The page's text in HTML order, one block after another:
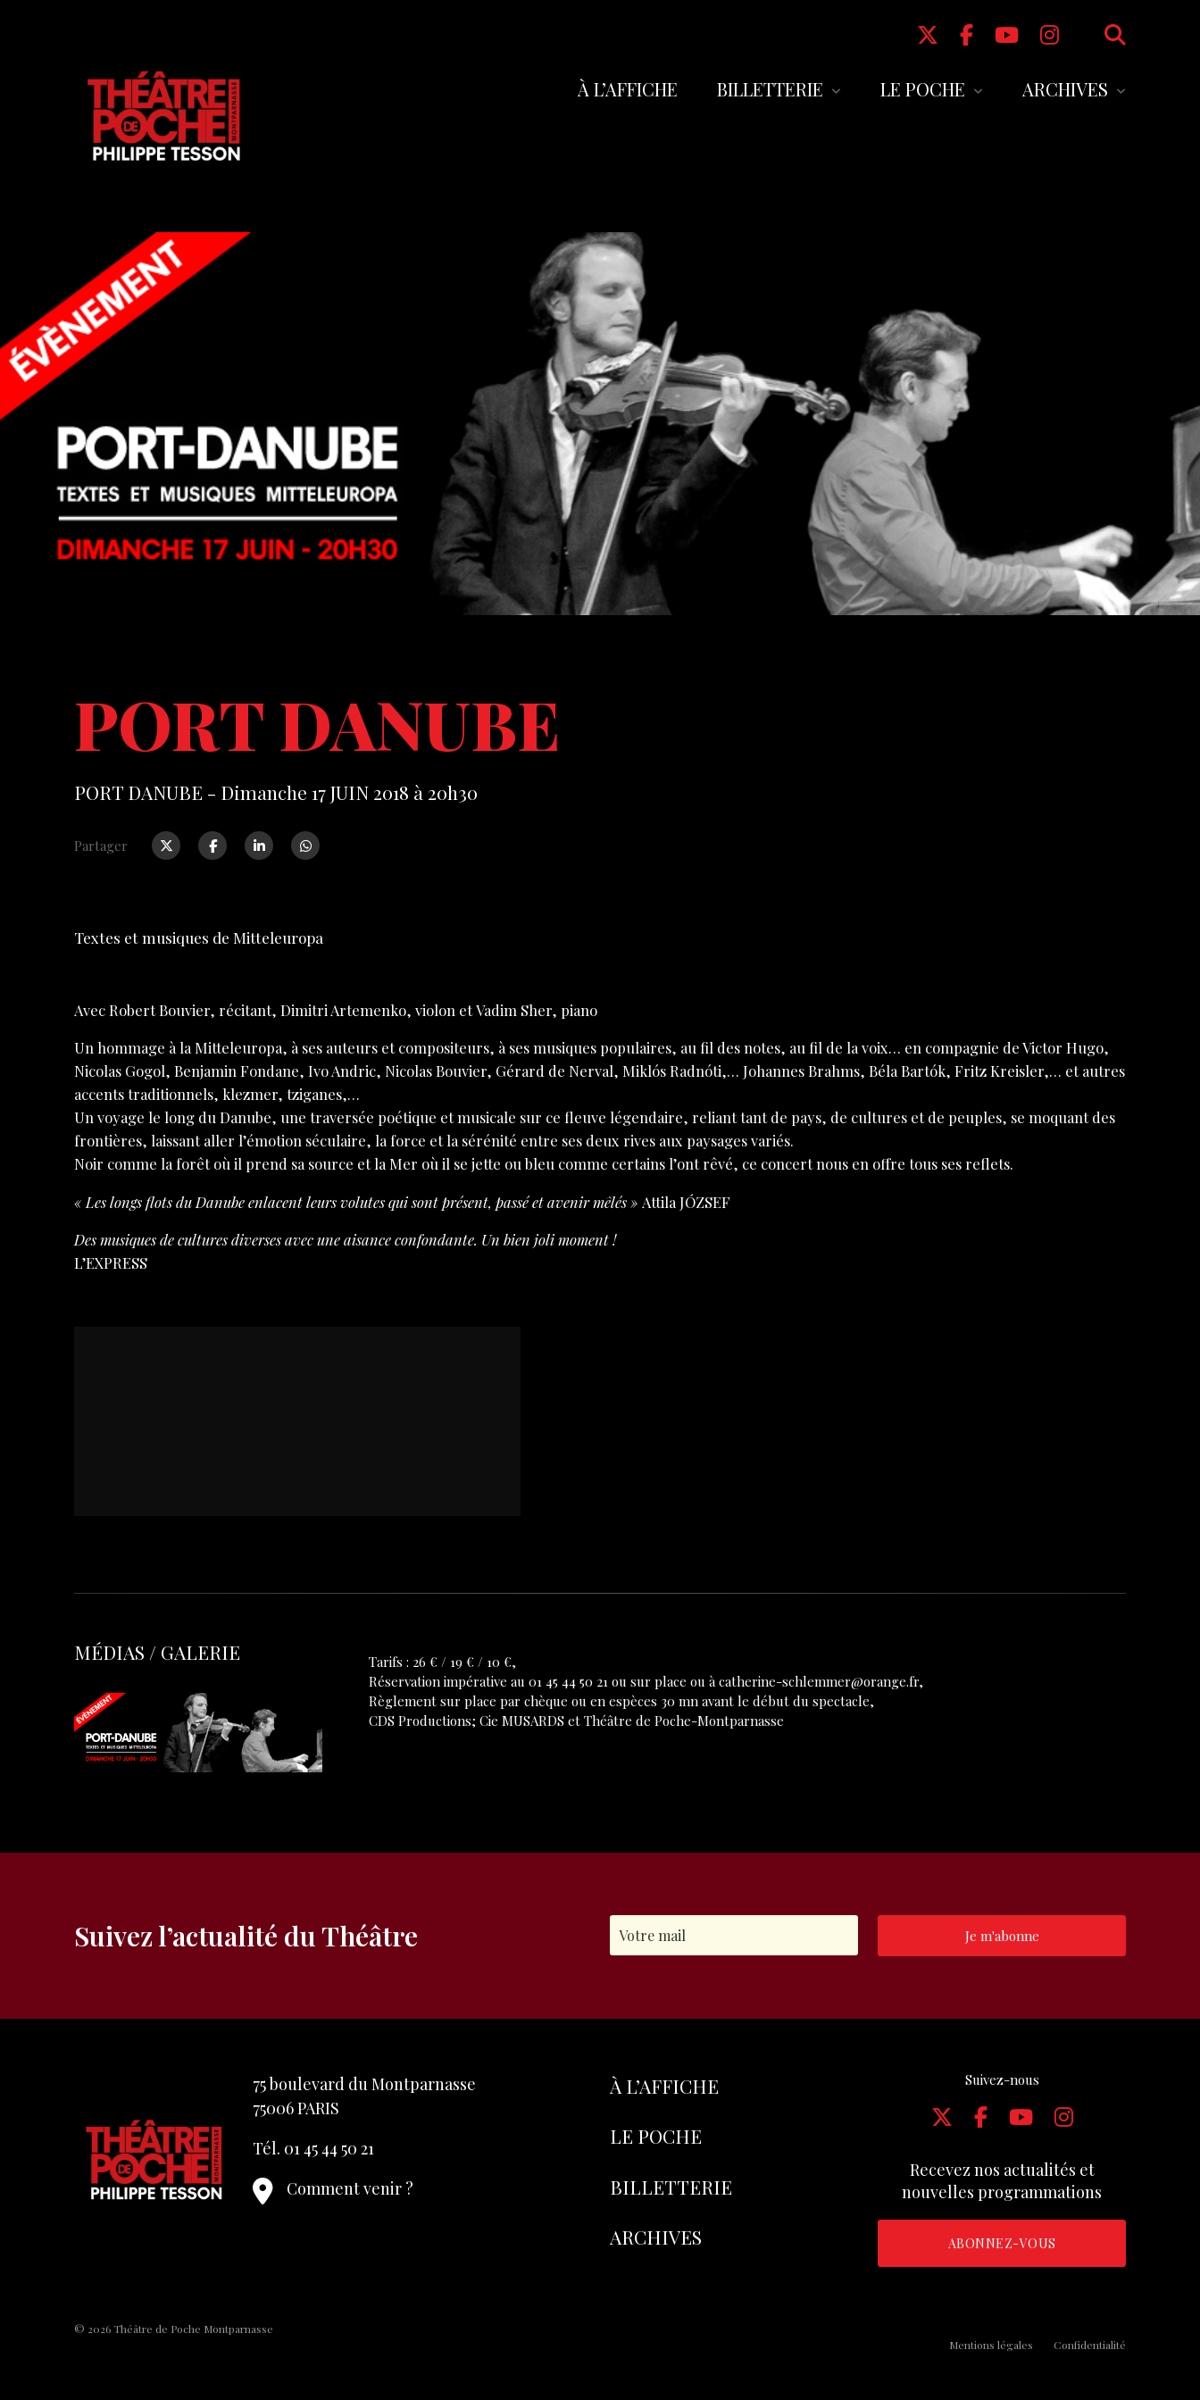
À L’AFFICHE BILLETTERIE LE POCHE ARCHIVES
Le Poche de 1942 à 2013
PORT DANUBE
PORT DANUBE - Dimanche 17 JUIN 2018 à 20h30
Partager
Textes et musiques de Mitteleuropa
AvecRobert Bouvier, récitant,Dimitri Artemenko, violon etVadim Sher, piano
Un hommage à la Mitteleuropa, à ses auteurs et compositeurs, à ses musiques populaires, au fil des notes, au fil de la voix… en compagnie de Victor Hugo,
Nicolas Gogol, Benjamin Fondane, Ivo Andric, Nicolas Bouvier, Gérard de Nerval, Miklós Radnóti,… Johannes Brahms, Béla Bartók, Fritz Kreisler,… et autres
accents traditionnels, klezmer, tziganes,…
Un voyage le long du Danube, une traversée poétique et musicale sur ce fleuve légendaire, reliant tant de pays, de cultures et de peuples, se moquant des
frontières, laissant aller l’émotion séculaire, la force et la sérénité entre ses deux rives aux paysages variés.
Noir comme la forêt où il prend sa source et la Mer où il se jette ou bleu comme certains l’ont rêvé, ce concert nous en offre tous ses reflets.
« Les longs flots du Danube enlacent leurs volutes qui sont présent, passé et avenir mêlés » Attila JÓZSEF
Des musiques de cultures diverses avec une aisance confondante. Un bien joli moment !
L’EXPRESS
MÉDIAS / GALERIE
Tarifs : 26 € / 19 € / 10 €,
Réservation impérative au 01 45 44 50 21 ou sur place ou à catherine-schlemmer@orange.fr,
Règlement sur place par chèque ou en espèces 30 mn avant le début du spectacle,
CDS Productions; Cie MUSARDS et Théâtre de Poche-Montparnasse
Suivez l’actualité du Théâtre Je m'abonne
75 boulevard du Montparnasse
75006 PARIS
Tél. 01 45 44 50 21
Comment venir ?
À L’AFFICHE
LE POCHE
BILLETTERIE
ARCHIVES
Suivez-nous
Recevez nos actualités et
nouvelles programmations
ABONNEZ-VOUS
© 2026 Théâtre de Poche Montparnasse
Mentions légales
Confidentialité